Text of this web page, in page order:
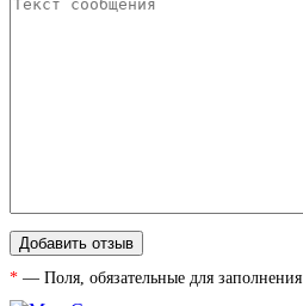
* — Поля, обязательные для заполнения